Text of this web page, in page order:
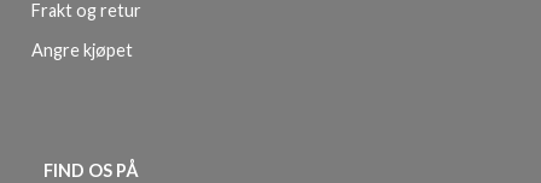
Frakt og retur
Angre kjøpet
FIND OS PÅ